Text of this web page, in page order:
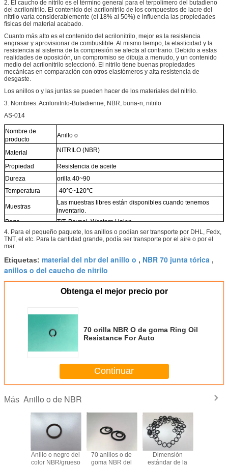
2. El caucho de nitrilo es el término general para el terpolímero del butadieno
del acrilonitrilo. El contenido del acrilonitrilo de los compuestos de lacre del
nitrilo varía considerablemente (el 18% al 50%) e influencia las propiedades
físicas del material acabado.
Cuanto más alto es el contenido del acrilonitrilo, mejor es la resistencia
engrasar y aprovisionar de combustible. Al mismo tiempo, la elasticidad y la
resistencia al sistema de la compresión se afecta al contrario. Debido a estas
realidades de oposición, un compromiso se dibuja a menudo, y un contenido
medio del acrilonitrilo seleccionó. El nitrilo tiene buenas propiedades
mecánicas en comparación con otros elastómeros y alta resistencia de
desgaste.
Los anillos o y las juntas se pueden hacer de los materiales del nitrilo.
3. Nombres: Acrilonitrilo-Butadienne, NBR, buna-n, nitrilo
AS-014
Nombre de
producto
Anillo o
Material NITRILO (NBR)
Propiedad
Resistencia de aceite
Dureza
orilla 40~90
Temperatura
-40℃~120℃
Muestras
Las muestras libres están disponibles cuando tenemos
inventario.
Pago
T/T, Paypal, Western Union
Uso
Para el auto
4. Para el pequeño paquete, los anillos o podían ser transporte por DHL, Fedx,
TNT, el etc. Para la cantidad grande, podía ser transporte por el aire o por el
mar.
Etiquetas: material del nbr del anillo o , NBR 70 junta tórica ,
anillos o del caucho de nitrilo
Obtenga el mejor precio por
70 orilla NBR O de goma Ring Oil
Resistance For Auto
Continuar
Más Anillo o de NBR
Anillo o negro del
color NBR/grueso
70 anillos o de
goma NBR del
Dimensión
estándar de la